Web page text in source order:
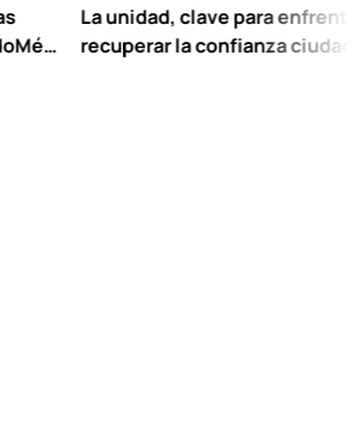
La unidad, clave para enfrentar los
recuperar la confianza ciudadana: